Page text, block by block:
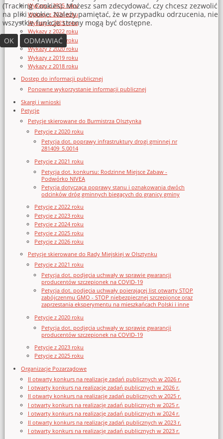
Wykazy z 2025 roku
Wykazy z 2024 roku
Wykazy z 2023 roku
Wykazy z 2022 roku
Wykazy z 2021 roku
Wykazy z 2020 roku
Wykazy z 2019 roku
Wykazy z 2018 roku
Dostęp do informacji publicznej
Ponowne wykorzystanie informacji publicznej
Skargi i wnioski
Petycje
Petycje skierowane do Burmistrza Olsztynka
Petycje z 2020 roku
Petycja dot. poprawy infrastruktury drogi gminnej nr
281409_5.0014
Petycje z 2021 roku
Petycja dot. konkursu: Rodzinne Miejsce Zabaw -
Podwórko NIVEA
Petycja dotycząca poprawy stanu i oznakowania dwóch
odcinków dróg gminnych biegących do granicy gminy
Petycje z 2022 roku
Petycje z 2023 roku
Petycje z 2024 roku
Petycje z 2025 roku
Petycje z 2026 roku
Petycje skierowane do Rady Miejskiej w Olsztynku
Petycje z 2021 roku
Petycja dot. podjęcia uchwały w sprawie gwarancji
producentów szczepionek na COVID-19
Petycja dot. podjęcia uchwały poierającej list otwarty STOP
zabójczenmu GMO - STOP niebezpiecznej szczepionce oraz
zaprzestania eksperymentu na mieszkańcach Polski i inne
Petycje z 2020 roku
Petycja dot. podjęcia uchwały w sprawie gwarancji
producentów szczepionek na COVID-19
Petycje z 2023 roku
Petycje z 2025 roku
Organizacje Pozarządowe
II otwarty konkurs na realizację zadań publicznych w 2026 r.
I otwarty konkurs na realizację zadań publicznych w 2026 r.
II otwarty konkurs na realizację zadań publicznych w 2025 r.
I otwarty konkurs na realizację zadań publicznych w 2025 r.
I otwarty konkurs na realizację zadań publicznych w 2024 r.
II otwarty konkurs na realizację zadań publicznych w 2023 r.
I otwarty konkurs na realizację zadań publicznych w 2023 r.
(Tracking Cookies). Możesz sam zdecydować, czy chcesz zezwolić
na pliki cookie. Należy pamiętać, że w przypadku odrzucenia, nie
wszystkie funkcje strony mogą być dostępne.
OK
ODMAWIAĆ